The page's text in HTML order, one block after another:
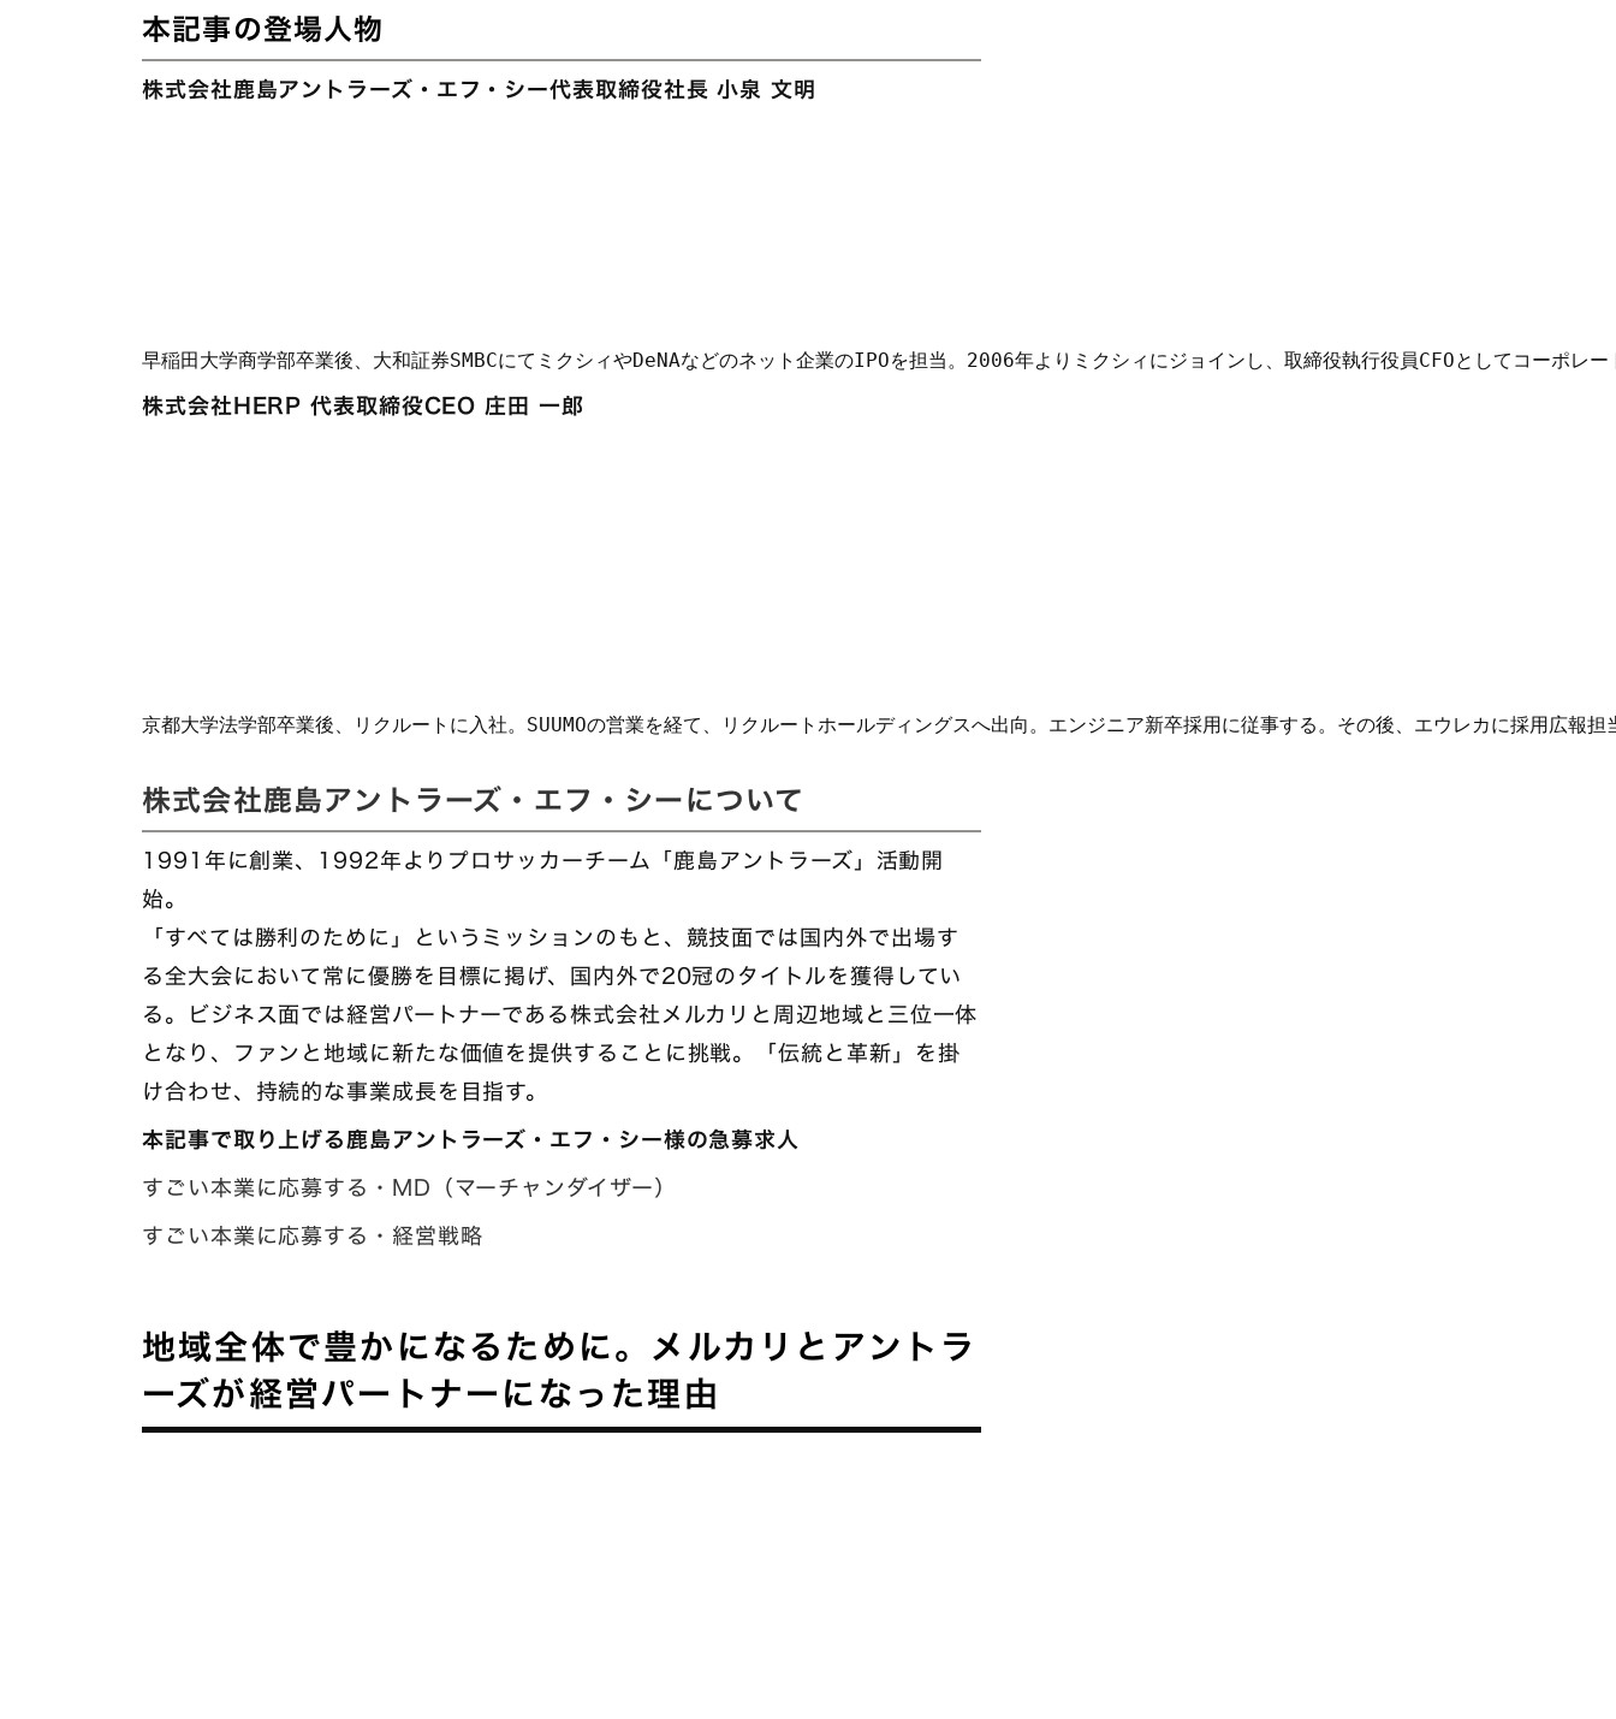
本記事の登場人物
株式会社鹿島アントラーズ・エフ・シー代表取締役社長 小泉 文明
早稲田大学商学部卒業後、大和証券SMBCにてミクシィやDeNAなどのネット企業のIPOを担当。2006年よりミクシィにジョインし、取締役執行役員CFOとしてコ
株式会社HERP 代表取締役CEO 庄田 一郎
京都大学法学部卒業後、リクルートに入社。SUUMOの営業を経て、リクルートホールディングスへ出向。エンジニア新卒採用に従事する。その後、エウレカに採用広
株式会社鹿島アントラーズ・エフ・シーについて
1991年に創業、1992年よりプロサッカーチーム「鹿島アントラーズ」活動開
始。
「すべては勝利のために」というミッションのもと、競技面では国内外で出場す
る全大会において常に優勝を目標に掲げ、国内外で20冠のタイトルを獲得してい
る。ビジネス面では経営パートナーである株式会社メルカリと周辺地域と三位一体
となり、ファンと地域に新たな価値を提供することに挑戦。「伝統と革新」を掛
け合わせ、持続的な事業成長を目指す。
本記事で取り上げる鹿島アントラーズ・エフ・シー様の急募求人
すごい本業に応募する・MD（マーチャンダイザー）
すごい本業に応募する・経営戦略
地域全体で豊かになるために。メルカリとアントラ
ーズが経営パートナーになった理由